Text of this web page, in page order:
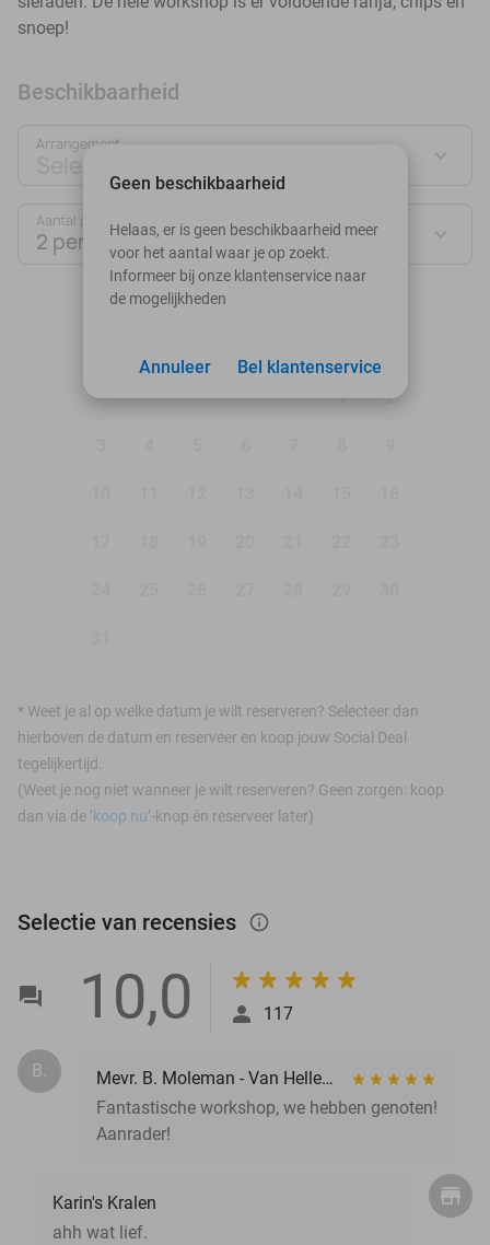
snoep!
Beschikbaarheid
Arrangement
Selecteer jouw deal
Aantal personen:
2 personen
augustus 2026
1 2
* Weet je al op welke datum je wilt reserveren? Selecteer dan
hierboven de datum en reserveer en koop jouw Social Deal
tegelijkertijd.
(Weet je nog niet wanneer je wilt reserveren? Geen zorgen: koop
dan via de ‘koop nu’-knop én reserveer later)
Geen beschikbaarheid
Helaas, er is geen beschikbaarheid meer
voor het aantal waar je op zoekt.
Informeer bij onze klantenservice naar
de mogelijkheden
Bel klantenservice
Annuleer
Selectie van recensies info_outlined
10,0 117
B.
Mevr. B. Moleman - Van Hellemond
Fantastische workshop, we hebben genoten!
Aanrader!
Karin's Kralen
ahh wat lief.